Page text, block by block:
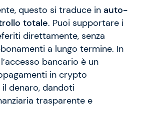
questo si traduce in auto-
totale. Puoi supportare i
direttamente, senza
a lungo termine. In
bancario è un
in crypto
denaro, dandoti
trasparente e